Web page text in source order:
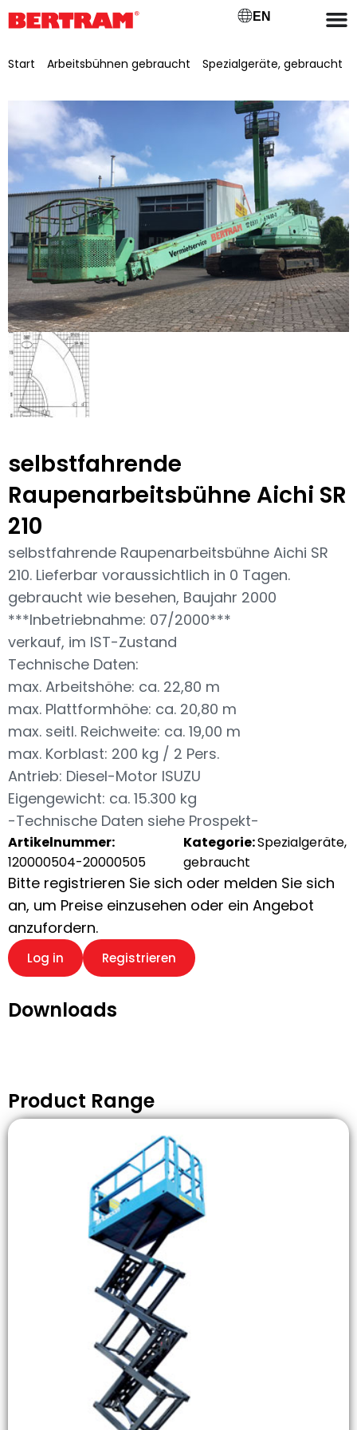
EN
Start Arbeitsbühnen gebraucht
Spezialgeräte, gebraucht
selbstfahrende
Raupenarbeitsbühne Aichi SR
210
selbstfahrende Raupenarbeitsbühne Aichi SR
210. Lieferbar voraussichtlich in 0 Tagen.
gebraucht wie besehen, Baujahr 2000
***Inbetriebnahme: 07/2000***
verkauf, im IST-Zustand
Technische Daten:
max. Arbeitshöhe: ca. 22,80 m
max. Plattformhöhe: ca. 20,80 m
max. seitl. Reichweite: ca. 19,00 m
max. Korblast: 200 kg / 2 Pers.
Antrieb: Diesel-Motor ISUZU
Eigengewicht: ca. 15.300 kg
-Technische Daten siehe Prospekt-
Artikelnummer:
120000504-20000505
Kategorie:Spezialgeräte,
gebraucht
Bitte registrieren Sie sich oder melden Sie sich
an, um Preise einzusehen oder ein Angebot
anzufordern.
Log in Registrieren
Downloads
Product Range